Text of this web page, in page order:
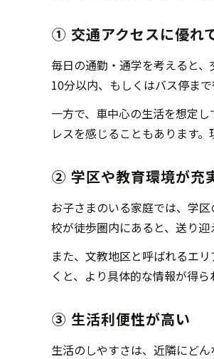
① 交通アクセスに優れ
毎日の通勤・通学を考えると
10分以内、もしくはバス停ま
一方で、車中心の生活を想定
レスを感じることもあります
② 学区や教育環境が充
お子さまのいる家庭では、学
校が徒歩圏内にあると、送り
また、文教地区と呼ばれるエ
くと、より具体的な情報が得ら
③ 生活利便性が高い
生活のしやすさは、近隣にど